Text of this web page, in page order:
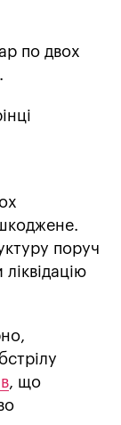
по двох
поруч
, що